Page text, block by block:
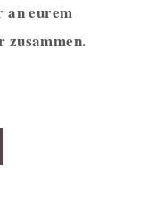
an eurem
zusammen.